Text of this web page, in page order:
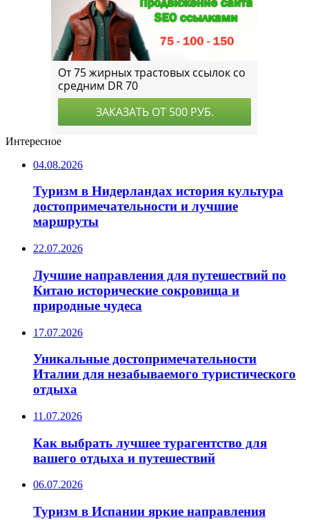
Интересное
04.08.2026
Туризм в Нидерландах история культура
достопримечательности и лучшие
маршруты
22.07.2026
Лучшие направления для путешествий по
Китаю исторические сокровища и
природные чудеса
17.07.2026
Уникальные достопримечательности
Италии для незабываемого туристического
отдыха
11.07.2026
Как выбрать лучшее турагентство для
вашего отдыха и путешествий
06.07.2026
Туризм в Испании яркие направления